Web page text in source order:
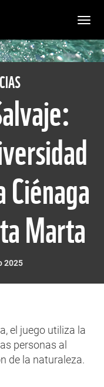
Marta
2025
el juego utiliza la
personas al
de la naturaleza.